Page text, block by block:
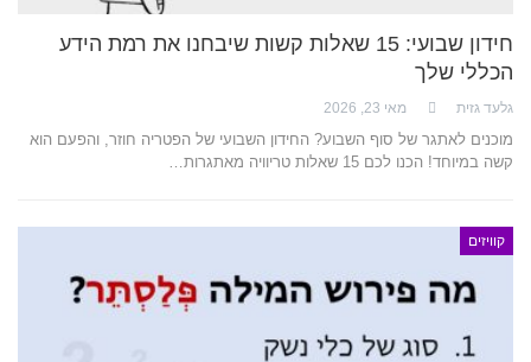
חידון שבועי: 15 שאלות קשות שיבחנו את רמת הידע
הכללי שלך
גלעד גזית מאי 23, 2026
מוכנים לאתגר של סוף השבוע? החידון השבועי של הפטריה חוזר, והפעם הוא
קשה במיוחד! הכנו לכם 15 שאלות טריוויה מאתגרות…
קוויזים